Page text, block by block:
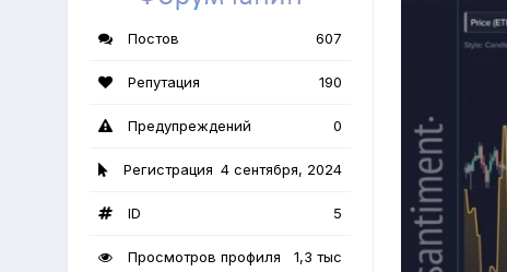
Постов 607
Репутация 190
Предупреждений 0
Регистрация 4 сентября, 2024
ID 5
Просмотров профиля 1,3 тыс